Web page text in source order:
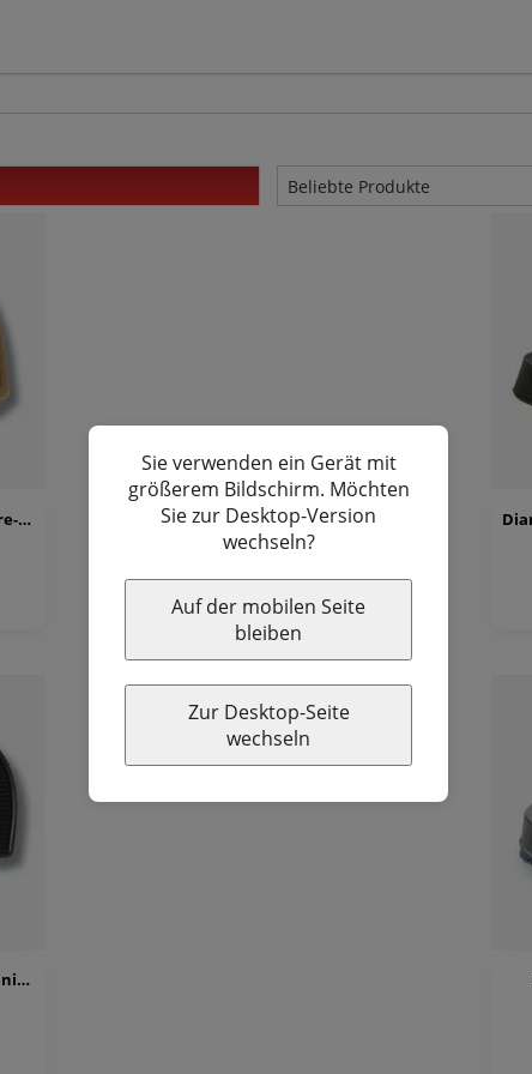
Sie verwenden ein Gerät mit
größerem Bildschirm. Möchten
Sie zur Desktop-Version
wechseln?
Auf der mobilen Seite
bleiben
Zur Desktop-Seite
wechseln
Diamant HW01185 Absatzflecke für Flare-Absätze
Diamant HW01961 Absatzflecke für Spanish-Absätze